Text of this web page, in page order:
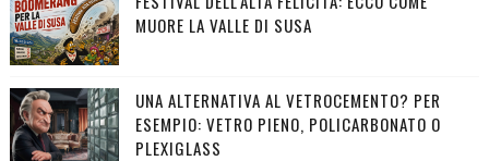
MUORE LA VALLE DI SUSA
UNA ALTERNATIVA AL VETROCEMENTO? PER
ESEMPIO: VETRO PIENO, POLICARBONATO O
PLEXIGLASS